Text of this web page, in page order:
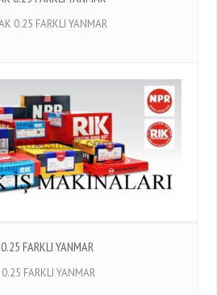
0.25 FARKLI YANMAR
FARKLI YANMAR
FARKLI YANMAR